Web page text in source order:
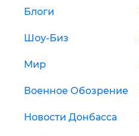
Блоги
Шоу-Биз
Мир
Военное Обозрение
Новости Донбасса